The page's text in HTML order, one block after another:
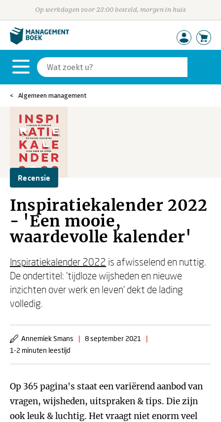
Op werkdagen voor 23:00 besteld, morgen in huis
Algemeen management
Recensie
Inspiratiekalender 2022
- 'Een mooie,
waardevolle kalender'
Inspiratiekalender 2022 is afwisselend en nuttig.
De ondertitel: 'tijdloze wijsheden en nieuwe
inzichten over werk en leven' dekt de lading
volledig.
Annemiek Smans | 8 september 2021
|
1-2 minuten leestijd
Op 365 pagina's staat een variërend aanbod van
vragen, wijsheden, uitspraken & tips. Die zijn
ook leuk & luchtig. Het vraagt niet enorm veel